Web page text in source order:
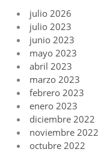
julio 2026
julio 2023
junio 2023
mayo 2023
abril 2023
marzo 2023
febrero 2023
enero 2023
diciembre 2022
noviembre 2022
octubre 2022